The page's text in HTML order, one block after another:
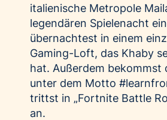
italienische Metropole
legendären Spielenacht
übernachtest in einem
Gaming-Loft, das Khaby
hat. Außerdem bekommst
unter dem Motto
trittst in „Fortnite Battle
an.